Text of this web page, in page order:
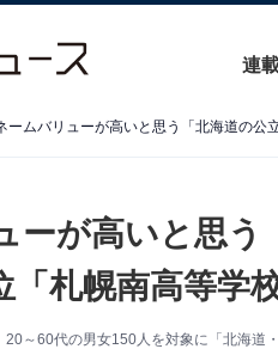
連
ーが高いと思う
「札幌南高等学
～60代の男女150人を対象に「北海道